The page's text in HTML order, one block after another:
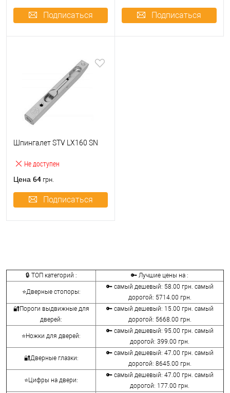
Подписаться Подписаться
Не доступен
Шпингалет STV LX160 SN
Цена 64 грн.
Подписаться
🔒 ТОП категорий : 🔑 Лучшие цены на :
⭐Дверные стопоры:
🔑 самый дешевый: 58.00 грн. самый
дорогой: 5714.00 грн.
🔐Пороги выдвижные для
дверей:
🔑 самый дешевый: 15.00 грн. самый
дорогой: 5668.00 грн.
⭐Ножки для дверей:
🔑 самый дешевый: 95.00 грн. самый
дорогой: 399.00 грн.
🔐Дверные глазки:
🔑 самый дешевый: 47.00 грн. самый
дорогой: 8645.00 грн.
⭐Цифры на двери:
🔑 самый дешевый: 47.00 грн. самый
дорогой: 177.00 грн.